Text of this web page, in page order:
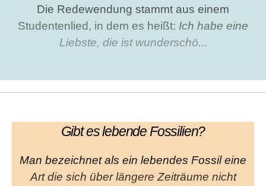
Die Redewendung stammt aus einem
Studentenlied, in dem es heißt: Ich habe eine
Liebste, die ist wunderschö...
Gibt es lebende Fossilien?
Man bezeichnet als ein lebendes Fossil eine
Art die sich über längere Zeiträume nicht